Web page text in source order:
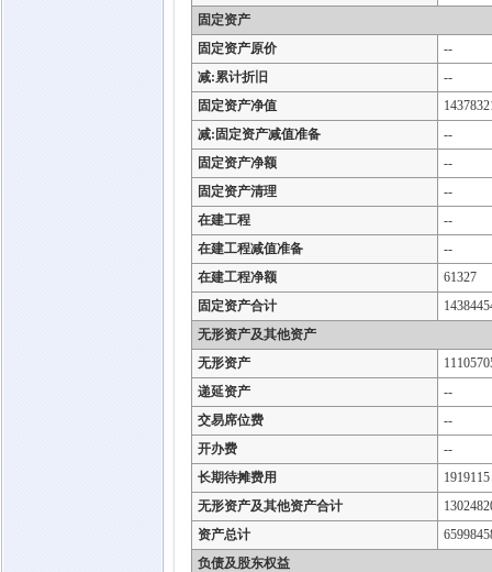
固定资产
固定资产原价
--
减:累计折旧
--
固定资产净值
减:固定资产减值准备
--
固定资产净额
--
固定资产清理
--
在建工程
--
在建工程减值准备
--
在建工程净额
61327
固定资产合计
无形资产及其他资产
无形资产
递延资产
--
交易席位费
--
开办费
--
长期待摊费用
1919115
无形资产及其他资产合计
资产总计
负债及股东权益